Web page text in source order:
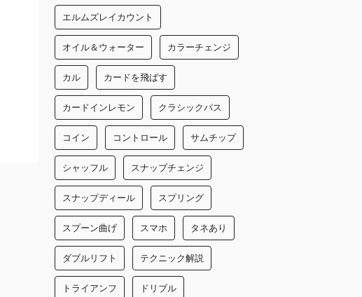
エルムズレイカウント
オイル＆ウォーター カラーチェンジ
カル カードを飛ばす
カードインレモン クラシックパス
コイン コントロール サムチップ
シャッフル スナップチェンジ
スナップディール スプリング
スプーン曲げ スマホ タネあり
ダブルリフト テクニック解説
トライアンフ ドリブル